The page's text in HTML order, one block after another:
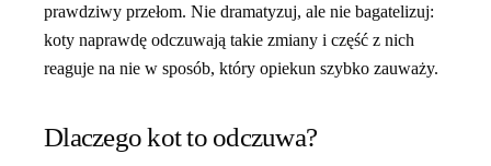
prawdziwy przełom. Nie dramatyzuj, ale nie bagatelizuj:
koty naprawdę odczuwają takie zmiany i część z nich
reaguje na nie w sposób, który opiekun szybko zauważy.
Dlaczego kot to odczuwa?